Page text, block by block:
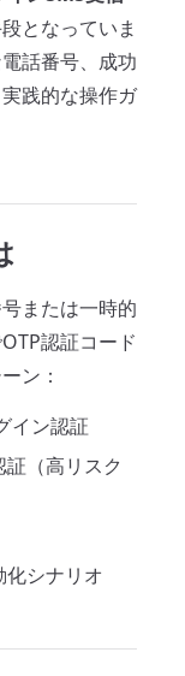
となっていま
話番号、成功
践的な操作ガ
または一時的
認証コード
ン：
イン認証
（高リスク
シナリオ